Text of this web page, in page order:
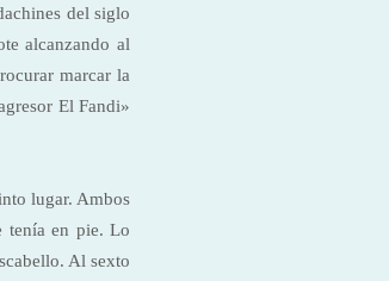
del siglo
alcanzando al
marcar la
El Fandi»
lugar. Ambos
tenía en pie. Lo
Al sexto